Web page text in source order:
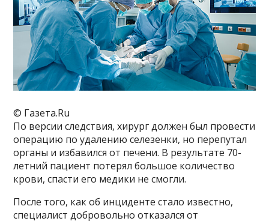
© Газета.Ru
По версии следствия, хирург должен был провести
операцию по удалению селезенки, но перепутал
органы и избавился от печени. В результате 70-
летний пациент потерял большое количество
крови, спасти его медики не смогли.
После того, как об инциденте стало известно,
специалист добровольно отказался от